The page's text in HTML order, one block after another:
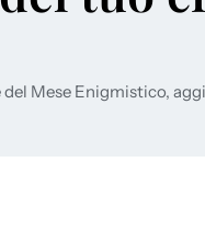
Mese Enigmistico,